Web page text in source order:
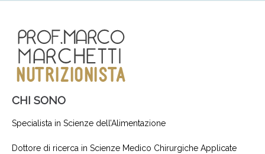
CHI SONO
Specialista in Scienze dell’Alimentazione
Dottore di ricerca in Scienze Medico Chirurgiche Applicate